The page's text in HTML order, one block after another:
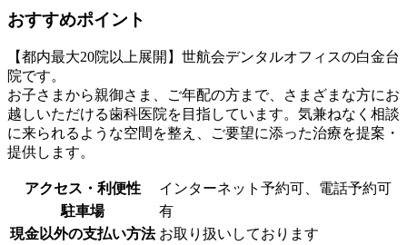
おすすめポイント
【都内最大20院以上展開】世航会デンタルオフィスの白金台
院です。
お子さまから親御さま、ご年配の方まで、さまざまな方にお
越しいただける歯科医院を目指しています。気兼ねなく相談
に来られるような空間を整え、ご要望に添った治療を提案・
提供します。
アクセス・利便性
インターネット予約可、電話予約可
駐車場
有
現金以外の支払い方法 お取り扱いしております